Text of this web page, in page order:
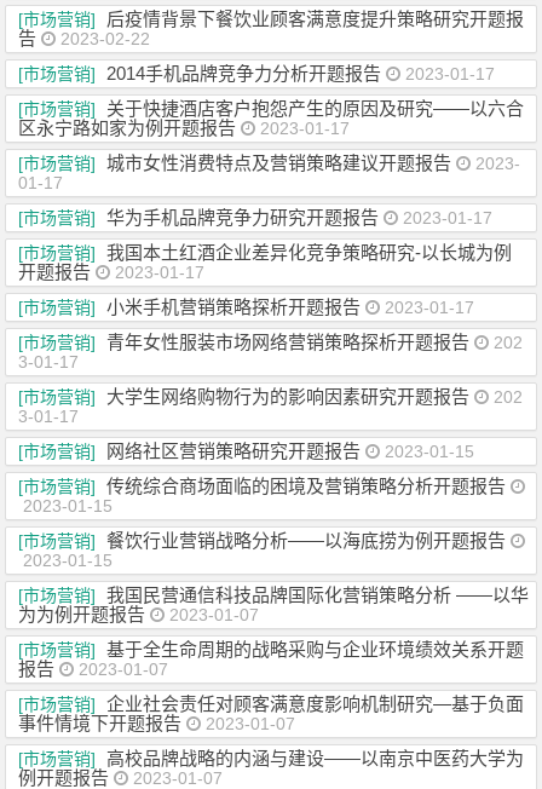
[市场营销]
后疫情背景下餐饮业顾客满意度提升策略研究开题报
告
2023-02-22
[市场营销]
2014手机品牌竞争力分析开题报告
2023-01-17
[市场营销]
关于快捷酒店客户抱怨产生的原因及研究——以六合
区永宁路如家为例开题报告
2023-01-17
[市场营销]
城市女性消费特点及营销策略建议开题报告
2023-
01-17
[市场营销]
华为手机品牌竞争力研究开题报告
2023-01-17
[市场营销]
我国本土红酒企业差异化竞争策略研究-以长城为例
开题报告
2023-01-17
[市场营销]
小米手机营销策略探析开题报告
2023-01-17
[市场营销]
青年女性服装市场网络营销策略探析开题报告
202
3-01-17
[市场营销]
大学生网络购物行为的影响因素研究开题报告
202
3-01-17
[市场营销]
网络社区营销策略研究开题报告
2023-01-15
[市场营销]
传统综合商场面临的困境及营销策略分析开题报告
2023-01-15
[市场营销]
餐饮行业营销战略分析——以海底捞为例开题报告
2023-01-15
[市场营销]
我国民营通信科技品牌国际化营销策略分析 ——以华
为为例开题报告
2023-01-07
[市场营销]
基于全生命周期的战略采购与企业环境绩效关系开题
报告
2023-01-07
[市场营销]
企业社会责任对顾客满意度影响机制研究—基于负面
事件情境下开题报告
2023-01-07
[市场营销]
高校品牌战略的内涵与建设——以南京中医药大学为
例开题报告
2023-01-07